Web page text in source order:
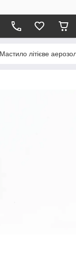
Мастило літієве